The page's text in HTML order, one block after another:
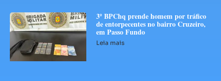
3º BPChq prende homem por tráfico
de entorpecentes no bairro Cruzeiro,
em Passo Fundo
Leia mais